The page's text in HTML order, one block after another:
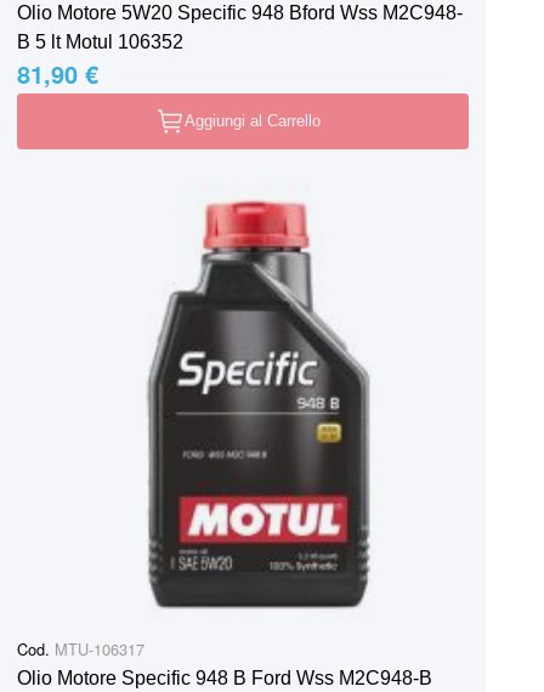
Olio Motore 5W20 Specific 948 Bford Wss M2C948-
B 5 lt Motul 106352
81,90 €
Aggiungi al Carrello
Cod. MTU-106317
Olio Motore Specific 948 B Ford Wss M2C948-B